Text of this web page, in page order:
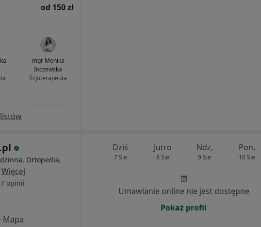
od 150 zł
mgr Monika
Inczewska
fizjoterapeuta
Ortopedia,
Więcej
opinii
Mapa
Dziś
7 Sie
Jutro
8 Sie
Ndz,
9 Sie
Pon,
10 Sie
Umawianie online nie jest dostępne
Pokaż profil